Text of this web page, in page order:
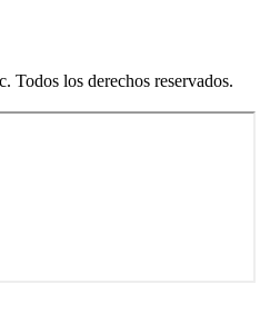
los derechos reservados.